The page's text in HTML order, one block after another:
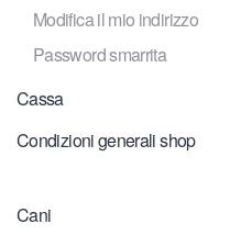
Modifica il mio indirizzo
Password smarrita
Cassa
Condizioni generali shop
Cani